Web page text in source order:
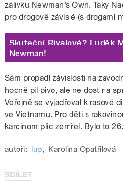
zálivku Newman’s Own. Taky
pro drogově závislé (s drogami
Skuteční Rivalové? Luděk
Newman!
Sám propadl závislosti na
hodně pil pivo, ale ne dost na
Veřejně se vyjadřoval k rasové
ve Vietnamu. Pro děti s
karcinom plic zemřel. Bylo to
autoři: lup, Karolina Opatřilová